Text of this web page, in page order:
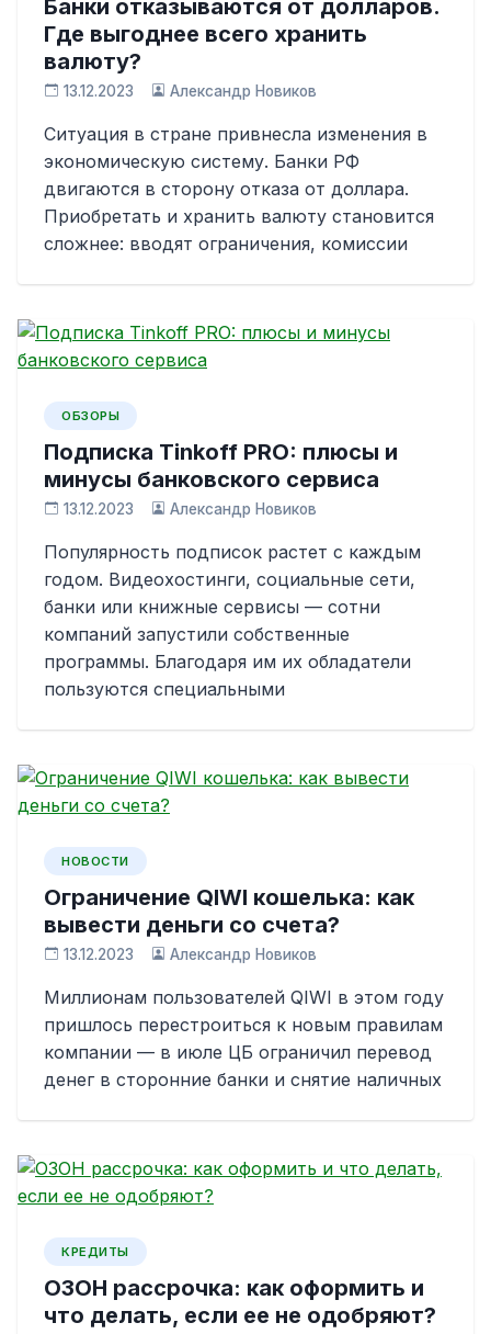
Банки отказываются от долларов.
Где выгоднее всего хранить
валюту?
13.12.2023 Александр Новиков
Ситуация в стране привнесла изменения в
экономическую систему. Банки РФ
двигаются в сторону отказа от доллара.
Приобретать и хранить валюту становится
сложнее: вводят ограничения, комиссии
ОБЗОРЫ
Подписка Tinkoff PRO: плюсы и
минусы банковского сервиса
13.12.2023 Александр Новиков
Популярность подписок растет с каждым
годом. Видеохостинги, социальные сети,
банки или книжные сервисы — сотни
компаний запустили собственные
программы. Благодаря им их обладатели
пользуются специальными
НОВОСТИ
Ограничение QIWI кошелька: как
вывести деньги со счета?
13.12.2023 Александр Новиков
Миллионам пользователей QIWI в этом году
пришлось перестроиться к новым правилам
компании — в июле ЦБ ограничил перевод
денег в сторонние банки и снятие наличных
КРЕДИТЫ
ОЗОН рассрочка: как оформить и
что делать, если ее не одобряют?